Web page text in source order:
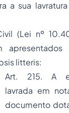
a sua
(Lei nº
litteris:
Art. 215. A
lavrada em
documento